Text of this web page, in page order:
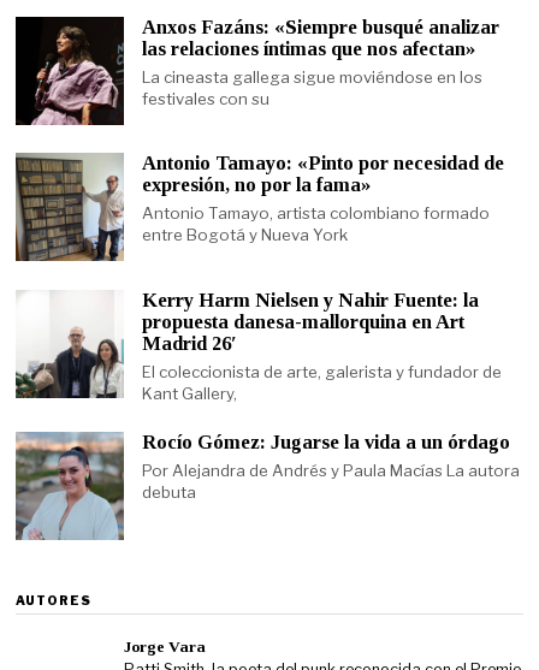
Anxos Fazáns: «Siempre busqué analizar
las relaciones íntimas que nos afectan»
La cineasta gallega sigue moviéndose en los
festivales con su
Antonio Tamayo: «Pinto por necesidad de
expresión, no por la fama»
Antonio Tamayo, artista colombiano formado
entre Bogotá y Nueva York
Kerry Harm Nielsen y Nahir Fuente: la
propuesta danesa-mallorquina en Art
Madrid 26′
El coleccionista de arte, galerista y fundador de
Kant Gallery,
Rocío Gómez: Jugarse la vida a un órdago
Por Alejandra de Andrés y Paula Macías La autora
debuta
AUTORES
Jorge Vara